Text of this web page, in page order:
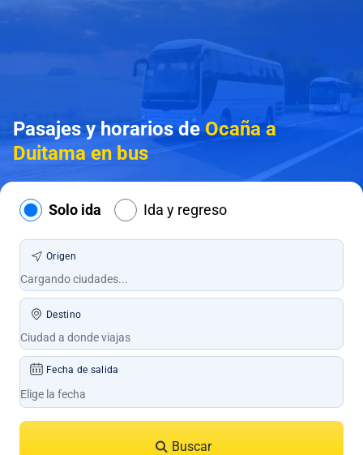
Pasajes y horarios deOcaña a
Duitama en bus
Solo ida Ida y regreso
Origen
Destino
Fecha de salida
Buscar